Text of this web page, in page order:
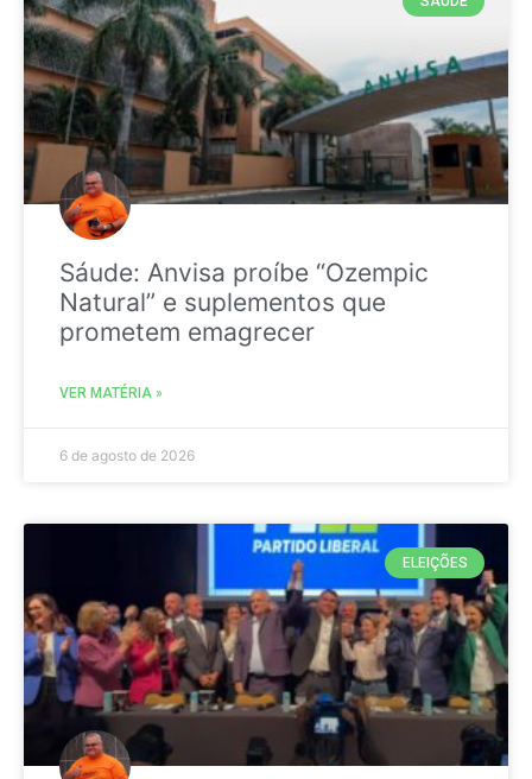
Sáude: Anvisa proíbe “Ozempic
Natural” e suplementos que
prometem emagrecer
VER MATÉRIA »
6 de agosto de 2026
ELEIÇÕES